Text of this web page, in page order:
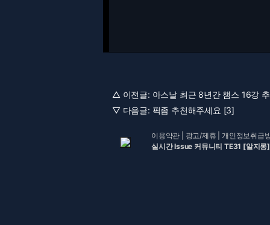
△ 이전글: 아스날 최근 8년간 챔스 16강
▽ 다음글: 픽좀 추천해주세요 [3]
이용약관 광고/제휴 |개인정보취급
실시간 Issue 커뮤니티 TE31 [알지